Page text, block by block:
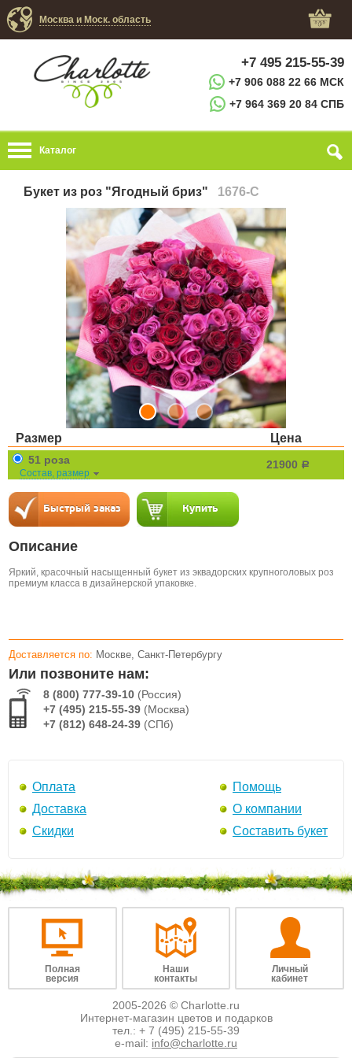
Москва и Моск. область
+7 495 215-55-39
+7 906 088 22 66 МСК
+7 964 369 20 84 СПБ
Каталог
Букет из роз "Ягодный бриз" 1676-C
Размер Цена
51 роза
Состав, размер
21900 a
Описание
Яркий, красочный насыщенный букет из эквадорских крупноголовых роз
премиум класса в дизайнерской упаковке.
Доставляется по: Москве, Санкт-Петербургу
Или позвоните нам:
8 (800) 777-39-10 (Россия)
+7 (495) 215-55-39 (Москва)
+7 (812) 648-24-39 (СПб)
Оплата
Доставка
Скидки
Помощь
О компании
Составить букет
Полная
версия
Наши
контакты
Личный
кабинет
2005-2026 © Charlotte.ru
Интернет-магазин цветов и подарков
тел.: + 7 (495) 215-55-39
e-mail: info@charlotte.ru